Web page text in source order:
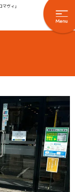
ヴィ」